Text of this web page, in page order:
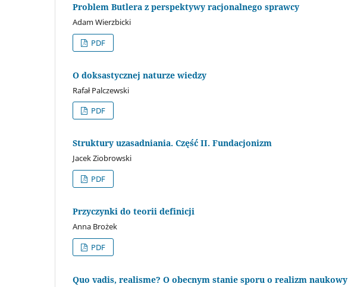
Problem Butlera z perspektywy racjonalnego sprawcy
Adam Wierzbicki
PDF
O doksastycznej naturze wiedzy
Rafał Palczewski
PDF
Struktury uzasadniania. Część II. Fundacjonizm
Jacek Ziobrowski
PDF
Przyczynki do teorii definicji
Anna Brożek
PDF
Quo vadis, realisme? O obecnym stanie sporu o realizm naukowy